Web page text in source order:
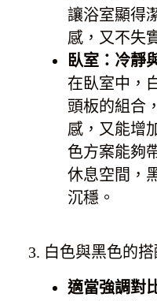
讓浴室顯得
感，又不失
臥室：冷靜
在臥室中，
頭板的組合
感，又能增
色方案能夠
休息空間，
沉穩。
3. 白色與黑色的
適當強調對